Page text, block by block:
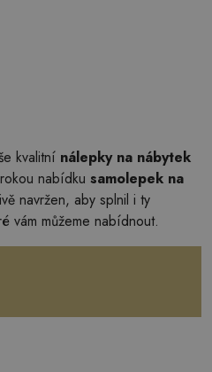
kvalitní nálepky na nábytek
nabídku samolepek na
navržen, aby splnil i ty
vám můžeme nabídnout.